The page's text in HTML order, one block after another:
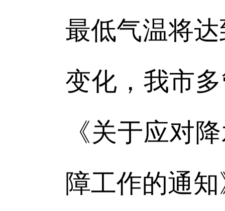
最低气温将
变化，我市
《关于应对
障工作的通